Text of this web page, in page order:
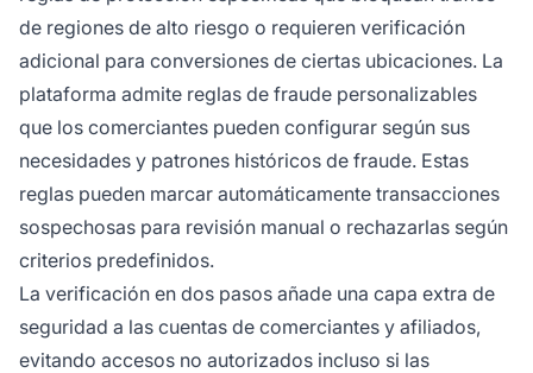
de regiones de alto riesgo o requieren verificación
adicional para conversiones de ciertas ubicaciones. La
plataforma admite reglas de fraude personalizables
que los comerciantes pueden configurar según sus
necesidades y patrones históricos de fraude. Estas
reglas pueden marcar automáticamente transacciones
sospechosas para revisión manual o rechazarlas según
criterios predefinidos.
La verificación en dos pasos añade una capa extra de
seguridad a las cuentas de comerciantes y afiliados,
evitando accesos no autorizados incluso si las